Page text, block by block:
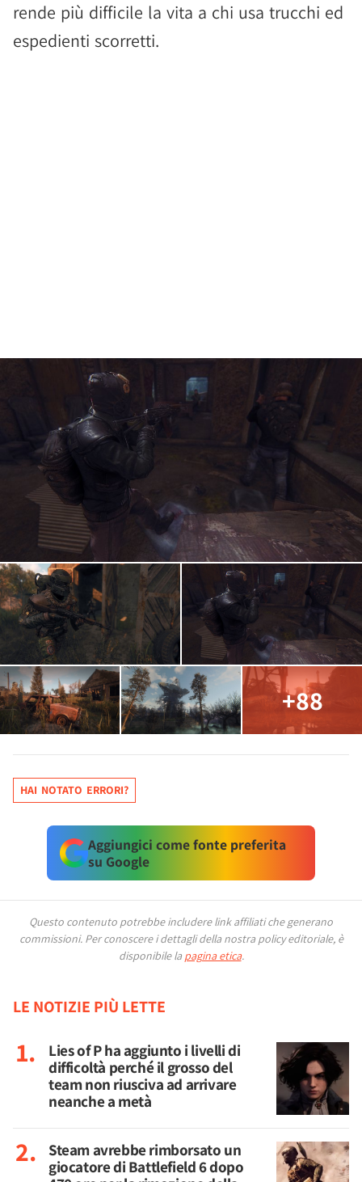
rende più difficile la vita a chi usa trucchi ed
espedienti scorretti.
+88
HAI NOTATO ERRORI?
Aggiungici come fonte preferita
su Google
Questo contenuto potrebbe includere link affiliati che generano
commissioni. Per conoscere i dettagli della nostra policy editoriale, è
disponibile la pagina etica.
LE NOTIZIE PIÙ LETTE
Lies of P ha aggiunto i livelli di
difficoltà perché il grosso del
team non riusciva ad arrivare
neanche a metà
Steam avrebbe rimborsato un
giocatore di Battlefield 6 dopo